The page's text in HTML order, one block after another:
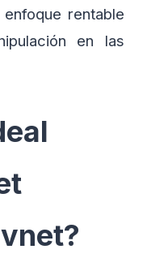
rentable
en las